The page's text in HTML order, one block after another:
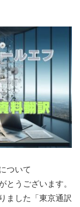
ついて
とうございます。
ました「東京通訳